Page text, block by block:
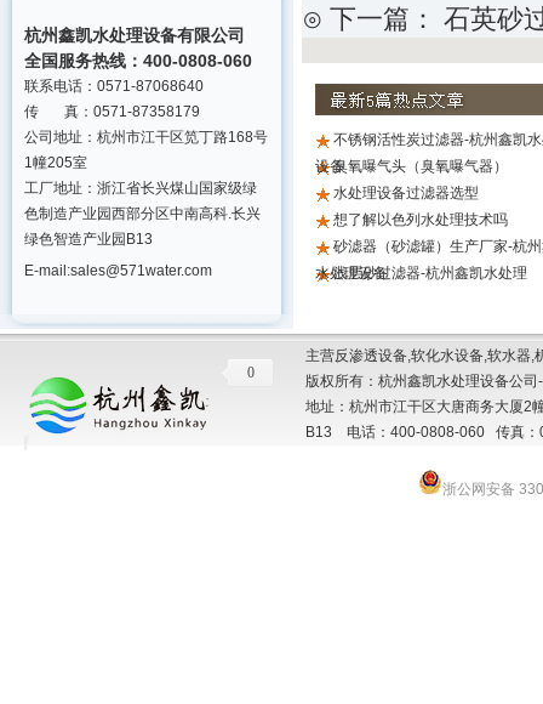
杭州鑫凯水处理设备有限公司
全国服务热线：400-0808-060
联系电话：0571-87068640
传 真：0571-87358179
公司地址：杭州市江干区笕丁路168号
1幢205室
工厂地址：浙江省长兴煤山国家级绿
色制造产业园西部分区中南高科.长兴
绿色智造产业园B13
E-mail:sales@571water.com
⊙ 下一篇： 石英砂
不锈钢活性炭过滤器-杭州鑫凯
设备臭氧曝气头（臭氧曝气器）
水处理设备过滤器选型
想了解以色列水处理技术吗
砂滤器（砂滤罐）生产厂家-杭
水处理设备
浅层砂过滤器-杭州鑫凯水处理
0
主营反渗透设备,软化水设备,软水器
版权所有：杭州鑫凯水处理设备公
地址：杭州市江干区大唐商务大厦2
B13 电话：400-0808-060 传真：
浙公网安备